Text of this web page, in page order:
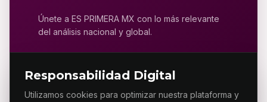
Responsabilidad Digital
Utilizamos cookies para optimizar nuestra plataforma y
Únete a ES PRIMERA MX con lo más relevante
del análisis nacional y global.
SUSCRIBIRSE AHORA